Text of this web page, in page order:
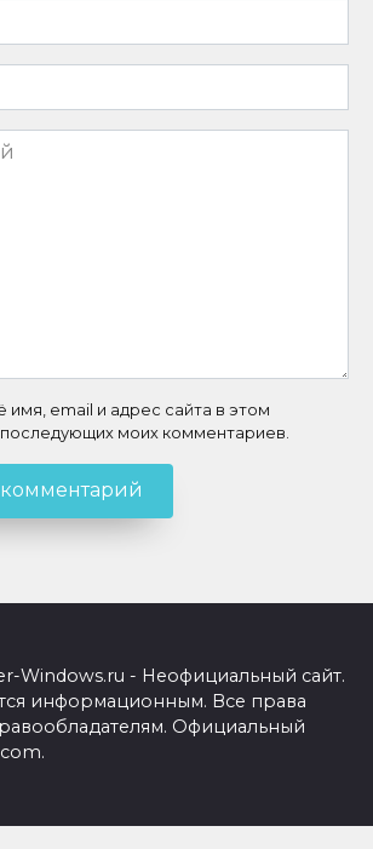
имя, email и адрес сайта в этом
моих комментариев.
Windows.ru - Неофициальный сайт.
информационным. Все права
Официальный